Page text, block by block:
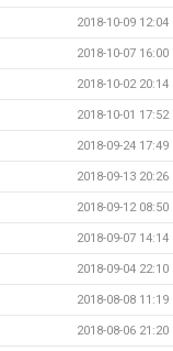
2018-10-09 12:04
2018-10-07 16:00
2018-10-02 20:14
2018-10-01 17:52
2018-09-24 17:49
2018-09-13 20:26
2018-09-12 08:50
2018-09-07 14:14
2018-09-04 22:10
2018-08-08 11:19
2018-08-06 21:20